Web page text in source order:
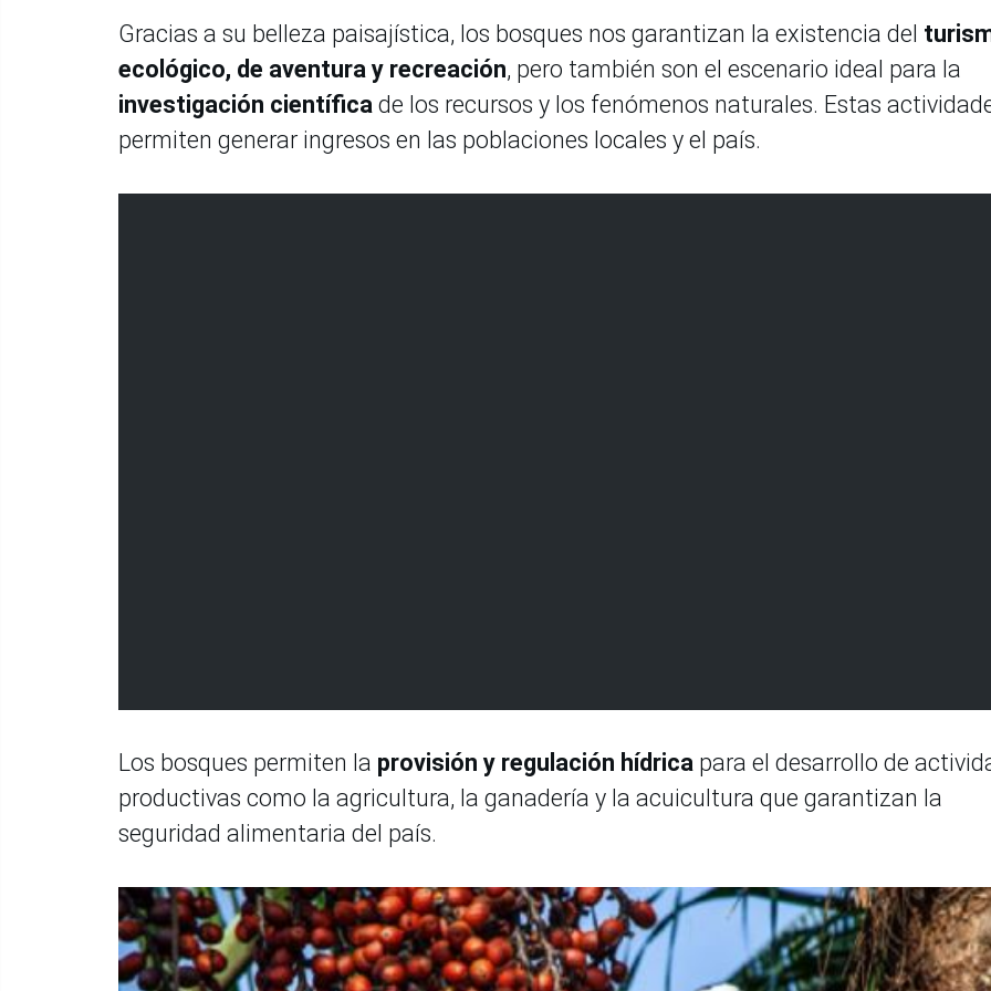
Gracias a su belleza paisajística, los bosques nos garantizan la existencia del
ecológico, de aventura y recreación, pero también son el escenario ideal para la
investigación científica de los recursos y los fenómenos naturales. Estas
permiten generar ingresos en las poblaciones locales y el país.
Los bosques permiten la provisión y regulación hídrica para el desarrollo de
productivas como la agricultura, la ganadería y la acuicultura que garantizan la
seguridad alimentaria del país.